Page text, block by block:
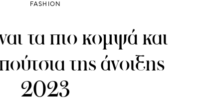
FASHION
τα πιο κομψά και
της άνοιξης
2023